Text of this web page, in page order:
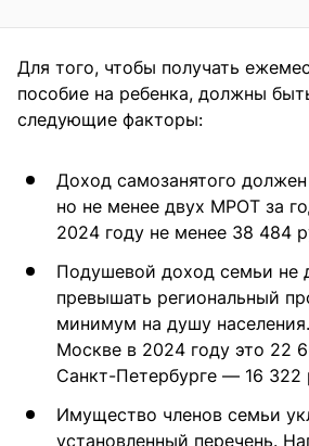
Для того, чтобы получать
пособие на ребенка, должны
следующие факторы:
Доход самозанятого
но не менее двух МРОТ за
2024 году не менее 38 484
Подушевой доход семьи не
превышать региональный
минимум на душу
Москве в 2024 году это 22
Санкт-Петербурге — 16 322
Имущество членов семьи
установленный перечень.